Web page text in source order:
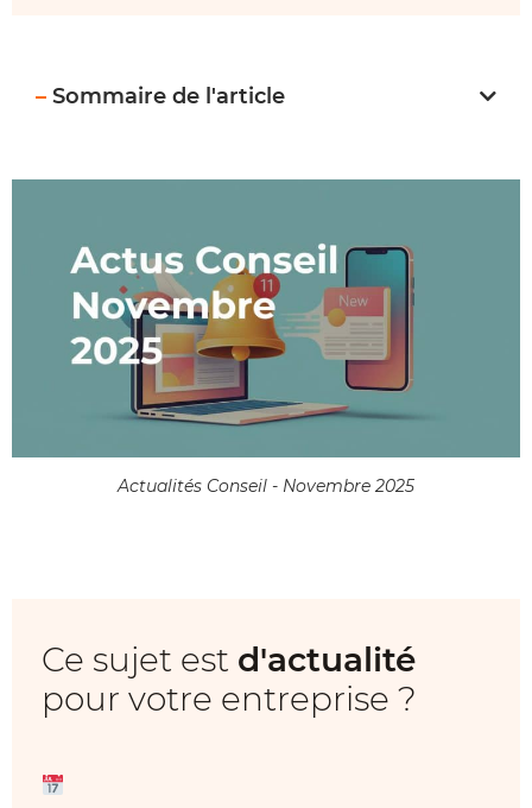
– Sommaire de l'article
Actualités Conseil - Novembre 2025
Ce sujet est d'actualité
pour votre entreprise ?